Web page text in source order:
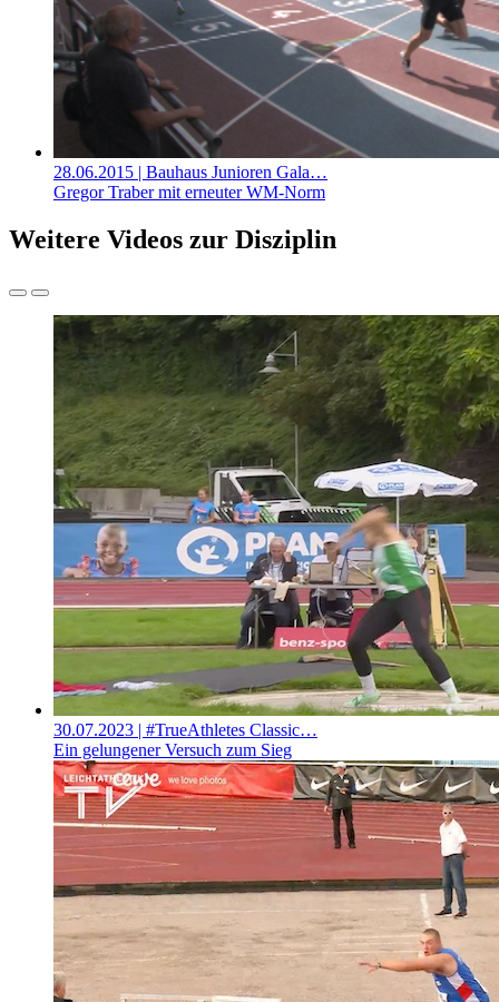
28.06.2015 | Bauhaus Junioren Gala…
Gregor Traber mit erneuter WM-Norm
Weitere Videos zur Disziplin
30.07.2023 | #TrueAthletes Classic…
Ein gelungener Versuch zum Sieg